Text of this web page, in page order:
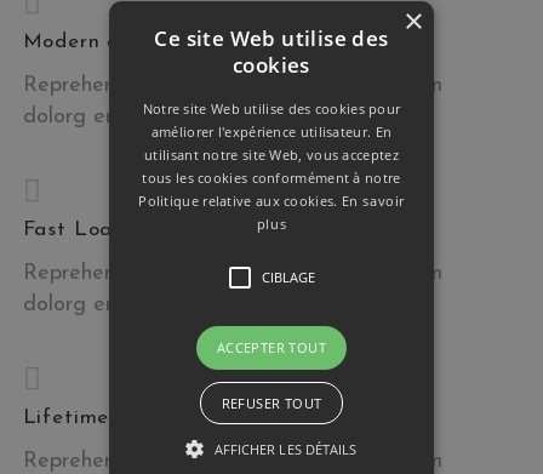
Modern and clean design
Reprehenderit in voluptate velit esse cillum
dolorg erou fugiat nullam
Fast Loading
Reprehenderit in voluptate velit esse cillum
dolorg erou fugiat nullam
Lifetime update
Reprehenderit in voluptate velit esse cillum
×
Ce site Web utilise des
cookies
Notre site Web utilise des cookies pour
améliorer l'expérience utilisateur. En
utilisant notre site Web, vous acceptez
tous les cookies conformément à notre
Politique relative aux cookies. En savoir
plus
CIBLAGE
ACCEPTER TOUT
REFUSER TOUT
AFFICHER LES DÉTAILS